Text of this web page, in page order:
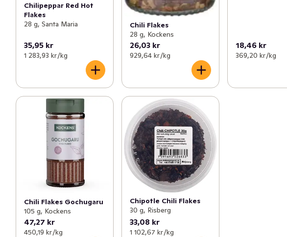
Chilipeppar Red Hot
Flakes
28 g, Santa Maria
35,95 kr
1 283,93 kr /kg
Chili Flakes
28 g, Kockens
26,03 kr
929,64 kr /kg
18,46 kr
369,20 kr /kg
Chili Flakes Gochugaru
105 g, Kockens
47,27 kr
450,19 kr /kg
Chipotle Chili Flakes
30 g, Risberg
33,08 kr
1 102,67 kr /kg